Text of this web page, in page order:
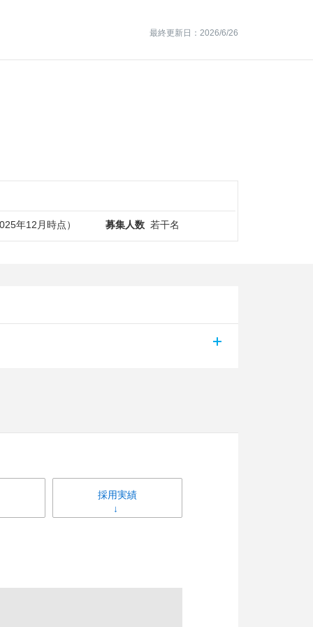
最終更新日：2026/6/26
年12月時点） 募集人数 若干名
採用実績